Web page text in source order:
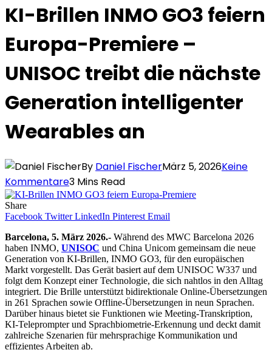
KI-Brillen INMO GO3 feiern
Europa-Premiere –
UNISOC treibt die nächste
Generation intelligenter
Wearables an
By Daniel FischerMärz 5, 2026Keine
Kommentare3 Mins Read
Share
Facebook Twitter LinkedIn Pinterest Email
Barcelona, 5. März 2026.- Während des MWC Barcelona 2026
haben INMO, UNISOC und China Unicom gemeinsam die neue
Generation von KI-Brillen, INMO GO3, für den europäischen
Markt vorgestellt. Das Gerät basiert auf dem UNISOC W337 und
folgt dem Konzept einer Technologie, die sich nahtlos in den Alltag
integriert. Die Brille unterstützt bidirektionale Online-Übersetzungen
in 261 Sprachen sowie Offline-Übersetzungen in neun Sprachen.
Darüber hinaus bietet sie Funktionen wie Meeting-Transkription,
KI-Teleprompter und Sprachbiometrie-Erkennung und deckt damit
zahlreiche Szenarien für mehrsprachige Kommunikation und
effizientes Arbeiten ab.